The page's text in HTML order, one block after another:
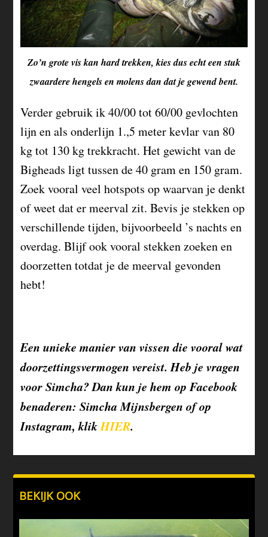
Zo’n grote vis kan hard trekken, kies dus echt een stuk
zwaardere hengels en molens dan dat je gewend bent.
Verder gebruik ik 40/00 tot 60/00 gevlochten
lijn en als onderlijn 1.,5 meter kevlar van 80
kg tot 130 kg trekkracht. Het gewicht van de
Bigheads ligt tussen de 40 gram en 150 gram.
Zoek vooral veel hotspots op waarvan je denkt
of weet dat er meerval zit. Bevis je stekken op
verschillende tijden, bijvoorbeeld ’s nachts en
overdag. Blijf ook vooral stekken zoeken en
doorzetten totdat je de meerval gevonden
hebt!
Een unieke manier van vissen die vooral wat
doorzettingsvermogen vereist. Heb je vragen
voor Simcha? Dan kun je hem op Facebook
benaderen: Simcha Mijnsbergen of op
Instagram, klikHIER.
BEKIJK OOK